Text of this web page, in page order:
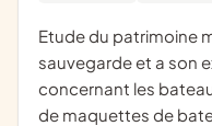
etude du patrimoine maritime ; participation a sa
sauvegarde et a son
concernant les
de maquettes de